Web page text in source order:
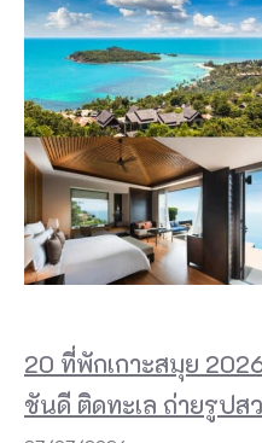
20 ที่พักเกาะสมุย
ชันดี ติดทะเล ถ่ายรูปส